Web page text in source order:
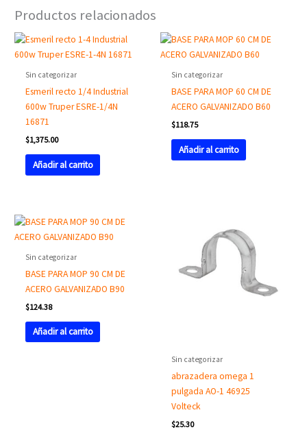
Productos relacionados
Sin categorizar
Esmeril recto 1/4 Industrial
600w Truper ESRE-1/4N
16871
$1,375.00
Añadir al carrito
Sin categorizar
BASE PARA MOP 60 CM DE
ACERO GALVANIZADO B60
$118.75
Añadir al carrito
Sin categorizar
BASE PARA MOP 90 CM DE
ACERO GALVANIZADO B90
$124.38
Añadir al carrito
Sin categorizar
abrazadera omega 1
pulgada AO-1 46925
Volteck
$25.30